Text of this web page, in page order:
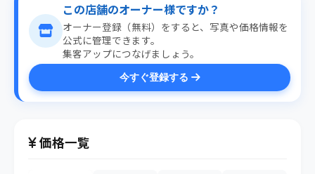
この店舗のオーナー様ですか？
オーナー登録（無料）をすると、写真や価格情報を
公式に管理できます。
集客アップにつなげましょう。
今すぐ登録する
価格一覧